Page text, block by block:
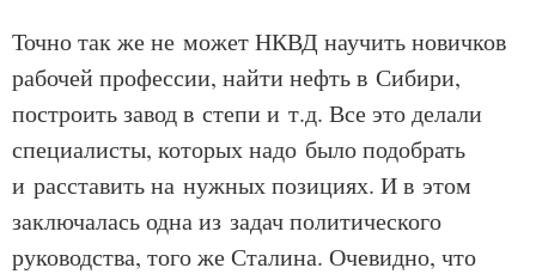
Точно так же не может НКВД научить новичков
рабочей профессии, найти нефть в Сибири,
построить завод в степи и т.д. Все это делали
специалисты, которых надо было подобрать
и расставить на нужных позициях. И в этом
заключалась одна из задач политического
руководства, того же Сталина. Очевидно, что